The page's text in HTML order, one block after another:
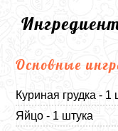
Основные
Куриная грудка - 1
Яйцо - 1 штука